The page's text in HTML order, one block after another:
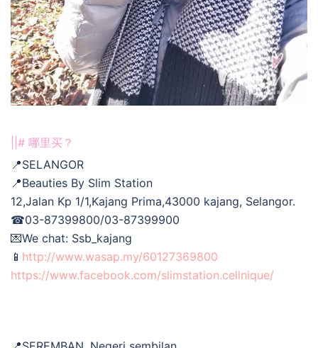
||# 哪里买？
📍SELANGOR
📍Beauties By Slim Station
12,Jalan Kp 1/1,Kajang Prima,43000 kajang, Selangor.
☎03-87399800/03-87399900
💌We chat: Ssb_kajang
📱 http://www.wasap.my/60127369800
https://www.facebook.com/slimstation.cellnique/